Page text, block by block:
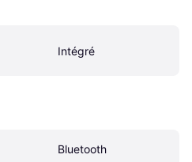
Intégré
Bluetooth